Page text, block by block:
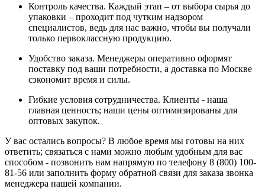
Контроль качества. Каждый этап – от выбора сырья до
упаковки – проходит под чутким надзором
специалистов, ведь для нас важно, чтобы вы получали
только первоклассную продукцию.
Удобство заказа. Менеджеры оперативно оформят
поставку под ваши потребности, а доставка по Москве
сэкономит время и силы.
Гибкие условия сотрудничества. Клиенты - наша
главная ценность; наши цены оптимизированы для
оптовых закупок.
У вас остались вопросы? В любое время мы готовы на них
ответить; связаться с нами можно любым удобным для вас
способом - позвонить нам напрямую по телефону 8 (800) 100-
81-56 или заполнить форму обратной связи для заказа звонка
менеджера нашей компании.